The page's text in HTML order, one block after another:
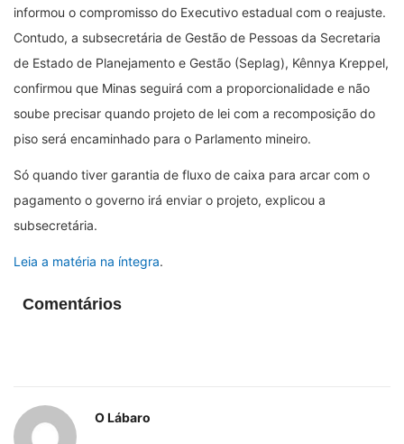
informou o compromisso do Executivo estadual com o reajuste.
Contudo, a subsecretária de Gestão de Pessoas da Secretaria
de Estado de Planejamento e Gestão (Seplag), Kênnya Kreppel,
confirmou que Minas seguirá com a proporcionalidade e não
soube precisar quando projeto de lei com a recomposição do
piso será encaminhado para o Parlamento mineiro.
Só quando tiver garantia de fluxo de caixa para arcar com o
pagamento o governo irá enviar o projeto, explicou a
subsecretária.
Leia a matéria na íntegra.
Comentários
O Lábaro